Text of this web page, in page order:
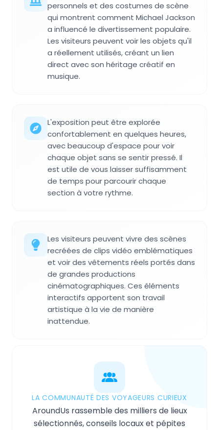
personnels et des costumes de scène
qui montrent comment Michael Jackson
a influencé le divertissement populaire.
Les visiteurs peuvent voir les objets qu'il
a réellement utilisés, créant un lien
direct avec son héritage créatif en
musique.
L'exposition peut être explorée
confortablement en quelques heures,
avec beaucoup d'espace pour voir
chaque objet sans se sentir pressé. Il
est utile de vous laisser suffisamment
de temps pour parcourir chaque
section à votre rythme.
Les visiteurs peuvent vivre des scènes
recréées de clips vidéo emblématiques
et voir des vêtements réels portés dans
de grandes productions
cinématographiques. Ces éléments
interactifs apportent son travail
artistique à la vie de manière
inattendue.
LA COMMUNAUTÉ DES VOYAGEURS CURIEUX
AroundUs rassemble des milliers de lieux
sélectionnés, conseils locaux et pépites